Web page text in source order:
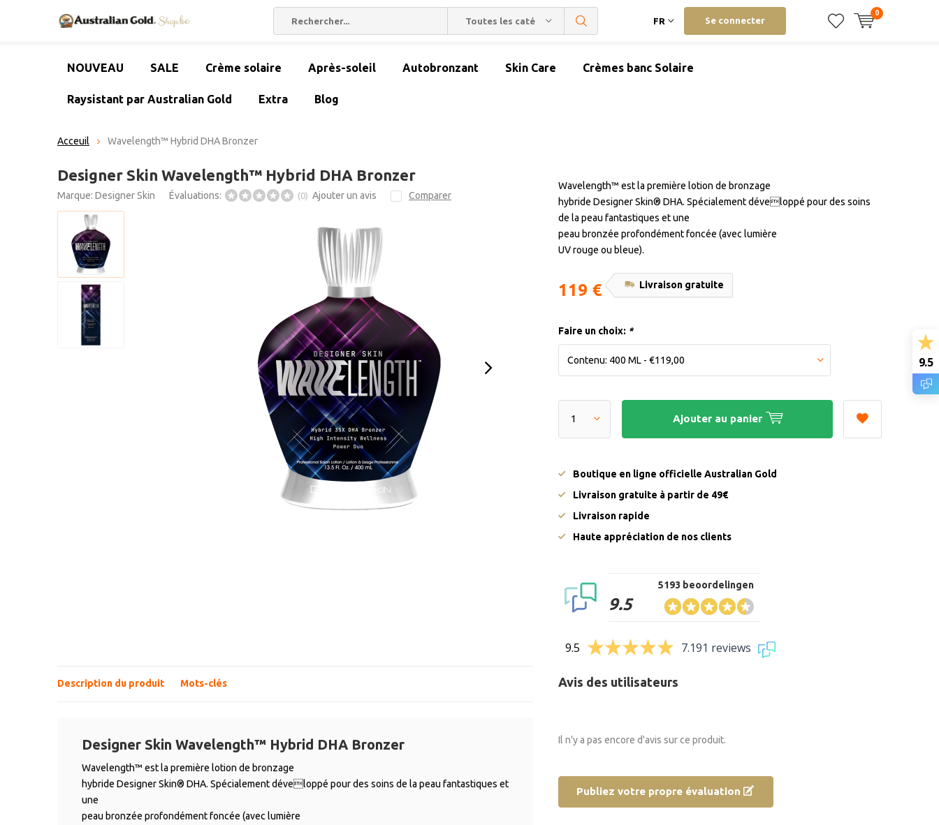
Toutes les catégories FR Se connecter
0
NOUVEAU SALE Crème solaire Après-soleil Autobronzant Skin Care Crèmes banc Solaire
Raysistant par Australian Gold Extra Blog
Acceuil Wavelength™ Hybrid DHA Bronzer
Designer Skin Wavelength™ Hybrid DHA Bronzer
Marque: Designer Skin Évaluations: (0) Ajouter un avis Comparer
Wavelength™ est la première lotion de bronzage
hybride Designer Skin® DHA. Spécialement développé pour des soins
de la peau fantastiques et une
peau bronzée profondément foncée (avec lumière
UV rouge ou bleue).
119 € Livraison gratuite
Faire un choix: *
Ajouter au panier
Boutique en ligne officielle Australian Gold
Livraison gratuite à partir de 49€
Livraison rapide
Haute appréciation de nos clients
9.5
5193 beoordelingen
9.5 7.191 reviews
Description du produit Mots-clés
Designer Skin Wavelength™ Hybrid DHA Bronzer
Wavelength™ est la première lotion de bronzage
hybride Designer Skin® DHA. Spécialement développé pour des soins de la peau fantastiques et
une
peau bronzée profondément foncée (avec lumière
Avis des utilisateurs
Il n'y a pas encore d'avis sur ce produit.
Publiez votre propre évaluation
9.5